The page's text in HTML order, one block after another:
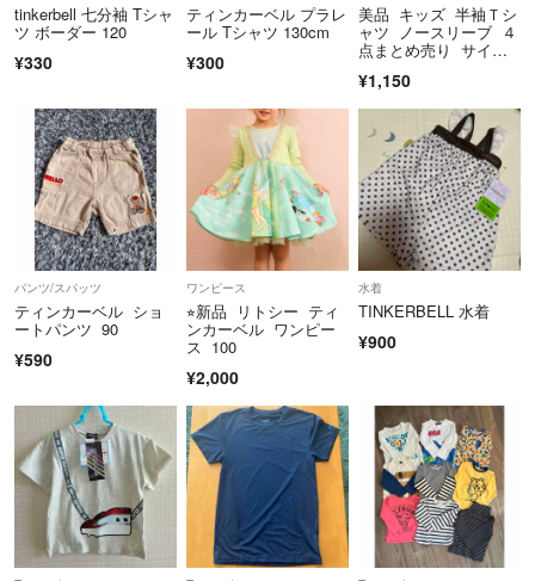
tinkerbell 七分袖 Tシャ
ツ ボーダー 120
¥330
ティンカーベル プラレ
ール Tシャツ 130cm
¥300
美品 キッズ 半袖Ｔシ
ャツ ノースリーブ ４
点まとめ売り サイズ
¥1,150
パンツ/スパッツ
ティンカーベル ショ
ートパンツ 90
¥590
ワンピース
⭐︎新品 リトシー ティ
ンカーベル ワンピー
ス 100
¥2,000
水着
TINKERBELL 水着
¥900